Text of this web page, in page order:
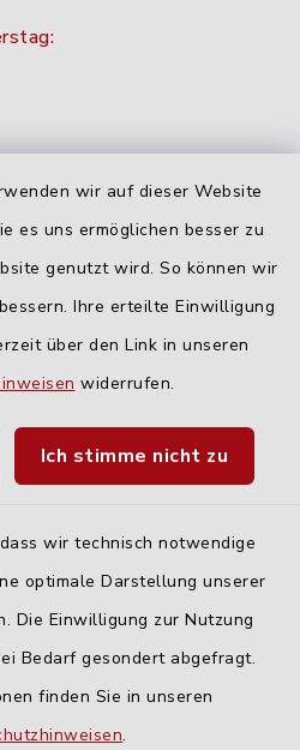
wir auf dieser Website
es uns ermöglichen besser zu
genutzt wird. So können wir
Ihre erteilte Einwilligung
über den Link in unseren
widerrufen.
Ich stimme nicht zu
wir technisch notwendige
optimale Darstellung unserer
Die Einwilligung zur Nutzung
Bedarf gesondert abgefragt.
finden Sie in unseren
.
DING